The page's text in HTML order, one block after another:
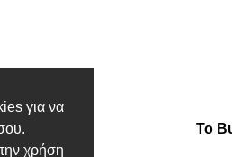
για να
χρήση
παρωδία
Το